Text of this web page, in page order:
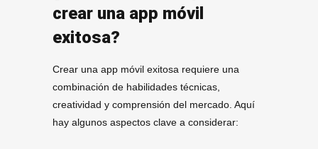
crear una app móvil
exitosa?
Crear una app móvil exitosa requiere una
combinación de habilidades técnicas,
creatividad y comprensión del mercado. Aquí
hay algunos aspectos clave a considerar: